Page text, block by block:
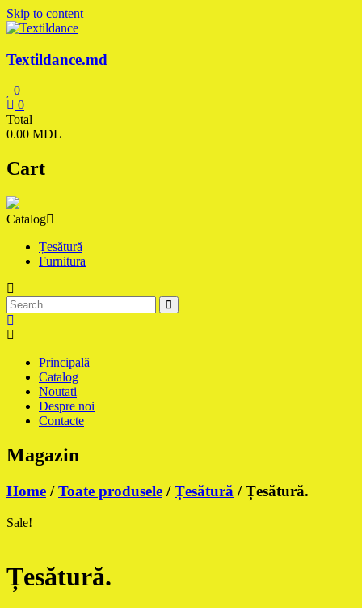
Skip to content
Textildance.md
0
0
Total
0.00 MDL
Cart
Catalog
Țesătură
Furnitura
Principală
Catalog
Noutati
Despre noi
Contacte
Magazin
Home /Toate produsele /Țesătură / Țesătură.
Sale!
Țesătură.